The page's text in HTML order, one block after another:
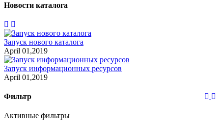
Новости каталога
Запуск нового каталога
April 01,2019
Запуск информационных ресурсов
April 01,2019
Фильтр
Активные фильтры